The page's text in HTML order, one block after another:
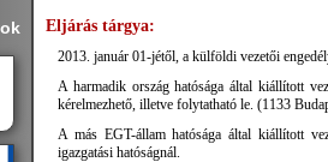
Eljárás tárgya:
2013. január 01-jétől, a külföldi vezetői
A harmadik ország hatósága által kiállított
kérelmezhető, illetve folytatható le. (1133
A más EGT-állam hatósága által kiállított
igazgatási hatóságnál.